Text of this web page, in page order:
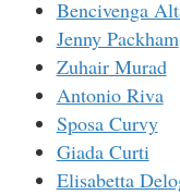
Bencivenga
Jenny Packham
Zuhair Murad
Antonio Riva
Sposa Curvy
Giada Curti
Elisabetta